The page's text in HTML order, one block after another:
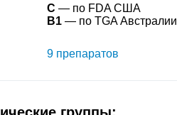
C — по FDA США
B1 — по TGA Австралии
9 препаратов